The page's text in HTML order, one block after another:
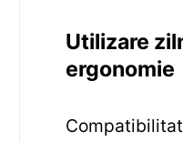
Utilizare
ergonomie